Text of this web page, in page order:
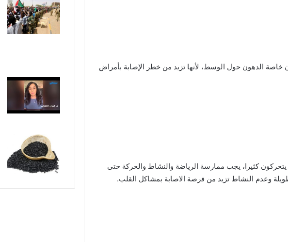
خاصة الدهون حول الوسط، لأنها تزيد من خطر الإصابة بأمراض
كثيرا، يجب ممارسة الرياضة والنشاط والحركة حتى
وعدم النشاط تزيد من فرصة الاصابة بمشاكل القلب.